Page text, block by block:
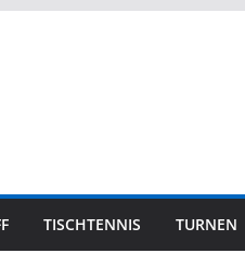
TISCHTENNIS TURNEN